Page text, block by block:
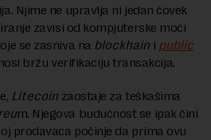
Njime ne upravlja ni jedan čovek
zavisi od kompjuterske moći
se zasniva na blockhain i public
bržu verifikaciju transakcija.
Litecoin zaostaje za teškašima
m. Njegova budućnost se ipak čini
prodavaca počinje da prima ovu